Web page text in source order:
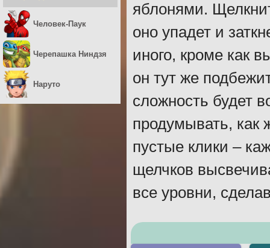
яблонями.
оно упадет и
иного, кроме как
он тут же
сложность будет
продумывать, как
пустые клики –
щелчков
все уровни,
Человек-Паук
Черепашка Ниндзя
Наруто